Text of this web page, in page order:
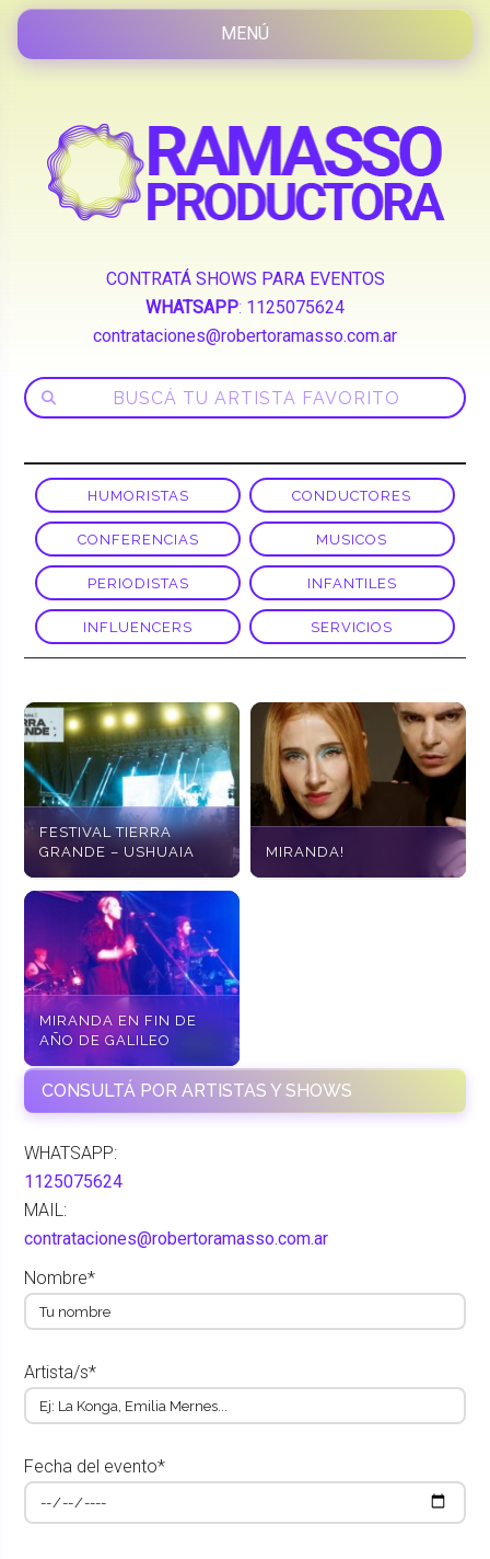
CONTRATÁ SHOWS PARA EVENTOS
WHATSAPP: 1125075624
contrataciones@robertoramasso.com.ar
HUMORISTAS CONDUCTORES
CONFERENCIAS MUSICOS
PERIODISTAS INFANTILES
INFLUENCERS SERVICIOS
FESTIVAL TIERRA
GRANDE – USHUAIA
MIRANDA!
MIRANDA EN FIN DE
AÑO DE GALILEO
CONSULTÁ POR ARTISTAS Y SHOWS
WHATSAPP:
1125075624
MAIL:
contrataciones@robertoramasso.com.ar
Nombre*
Artista/s*
Fecha del evento*